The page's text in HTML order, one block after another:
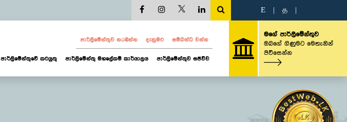
E த
පාර්ලි‌මේන්තුව නරඹන්න දැනුමට සම්බන්ධ වන්න
පාර්ලිමේන්තුවේ කටයුතු පාර්ලිමේන්තු මහලේකම් කාර්යාලය පාර්ලිමේන්තුව සජීවීව
මගේ පාර්ලිමේන්තුව
ඔබගේ ගිණුමට මෙතැනින්
පිවිසෙන්න